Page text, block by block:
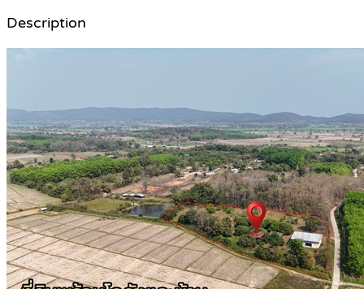
Description